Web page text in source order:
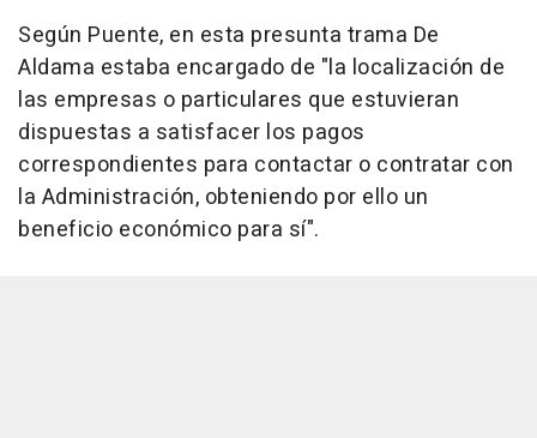
Según Puente, en esta presunta trama De
Aldama estaba encargado de "la localización de
las empresas o particulares que estuvieran
dispuestas a satisfacer los pagos
correspondientes para contactar o contratar con
la Administración, obteniendo por ello un
beneficio económico para sí".